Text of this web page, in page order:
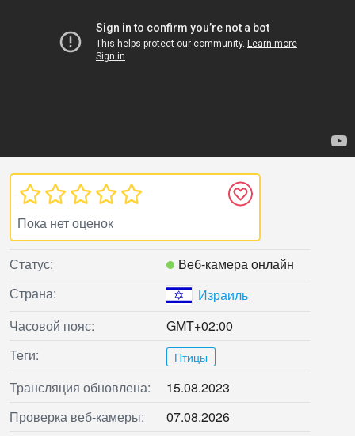
Пока нет оценок
Статус:
Веб‑камера онлайн
Страна:
Израиль
Часовой пояс:
GMT+02:00
Теги:
Птицы
Трансляция обновлена:
15.08.2023
Проверка веб‑камеры:
07.08.2026